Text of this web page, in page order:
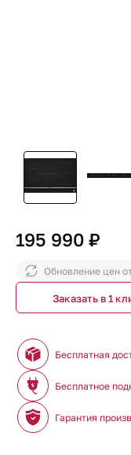
195 990 ₽
Обновление цен
Заказать в 1
Бесплатная
Бесплатное
Гарантия